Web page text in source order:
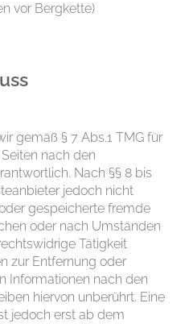
vor Bergkette)
gemäß § 7 Abs.1 TMG für
nach den
Nach §§ 8 bis
jedoch nicht
gespeicherte fremde
oder nach Umständen
Tätigkeit
zur Entfernung oder
Informationen nach den
hiervon unberührt. Eine
jedoch erst ab dem